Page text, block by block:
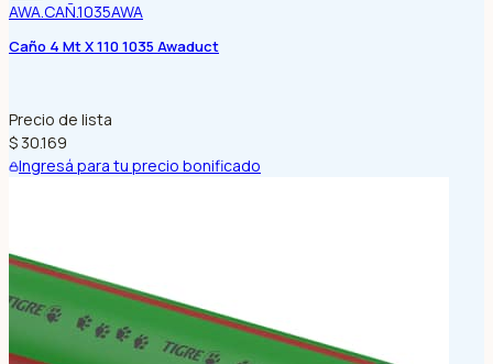
AWA.CAÑ.1035AWA
Caño 4 Mt X 110 1035 Awaduct
Precio de lista
$ 30.169
Ingresá para tu precio bonificado